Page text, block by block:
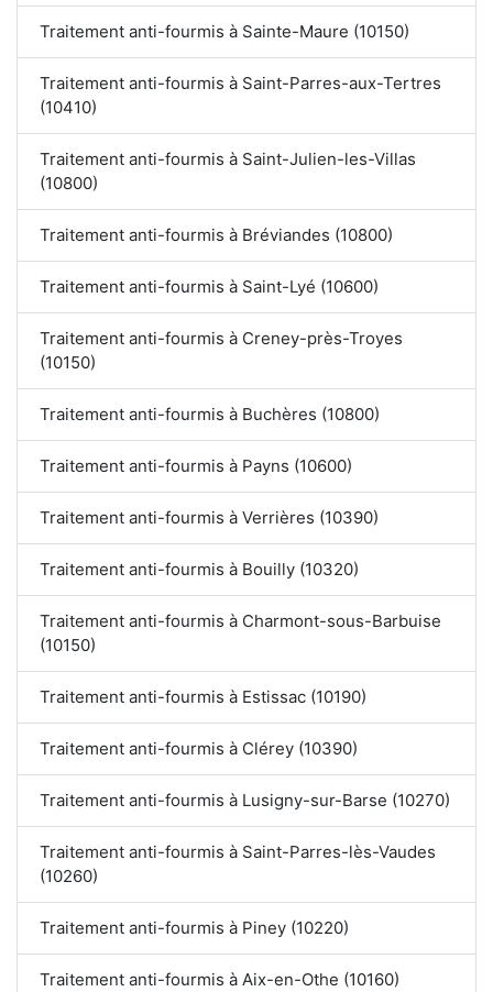
Traitement anti-fourmis à Sainte-Maure (10150)
Traitement anti-fourmis à Saint-Parres-aux-Tertres
(10410)
Traitement anti-fourmis à Saint-Julien-les-Villas
(10800)
Traitement anti-fourmis à Bréviandes (10800)
Traitement anti-fourmis à Saint-Lyé (10600)
Traitement anti-fourmis à Creney-près-Troyes
(10150)
Traitement anti-fourmis à Buchères (10800)
Traitement anti-fourmis à Payns (10600)
Traitement anti-fourmis à Verrières (10390)
Traitement anti-fourmis à Bouilly (10320)
Traitement anti-fourmis à Charmont-sous-Barbuise
(10150)
Traitement anti-fourmis à Estissac (10190)
Traitement anti-fourmis à Clérey (10390)
Traitement anti-fourmis à Lusigny-sur-Barse (10270)
Traitement anti-fourmis à Saint-Parres-lès-Vaudes
(10260)
Traitement anti-fourmis à Piney (10220)
Traitement anti-fourmis à Aix-en-Othe (10160)